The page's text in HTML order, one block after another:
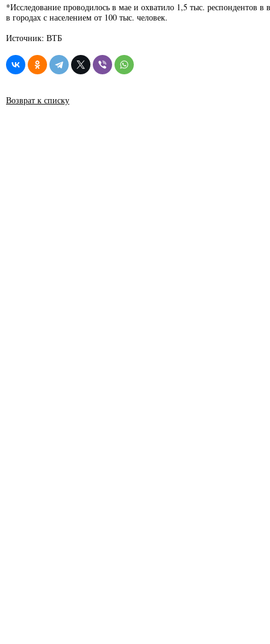
*Исследование проводилось в мае и охватило 1,5 тыс. респондентов в
в городах с населением от 100 тыс. человек.
Источник: ВТБ
Возврат к списку